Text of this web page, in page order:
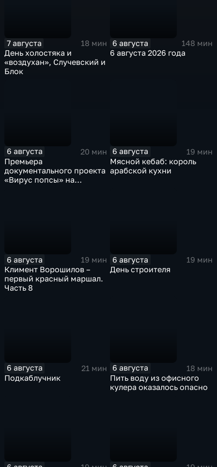
7 августа
18 мин
День холостяка и
«воздухан», Случевский и
Блок
6 августа
148 мин
6 августа 2026 года
6 августа
20 мин
Премьера
документального проекта
«Вирус попсы» на
6 августа
19 мин
Мясной кебаб: король
арабской кухни
6 августа
19 мин
Климент Ворошилов –
первый красный маршал.
Часть 8
6 августа
19 мин
День строителя
6 августа
21 мин
Подкаблучник
6 августа
18 мин
Пить воду из офисного
кулера оказалось опасно